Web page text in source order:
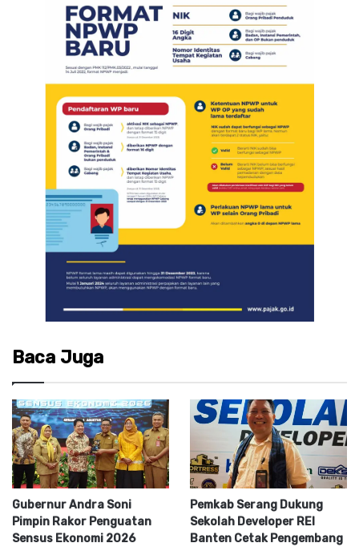
Baca Juga
Gubernur Andra Soni
Pimpin Rakor Penguatan
Sensus Ekonomi 2026
Pemkab Serang Dukung
Sekolah Developer REI
Banten Cetak Pengembang